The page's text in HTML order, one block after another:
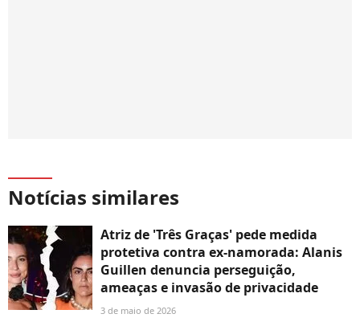
Notícias similares
Atriz de 'Três Graças' pede medida
protetiva contra ex-namorada: Alanis
Guillen denuncia perseguição,
ameaças e invasão de privacidade
3 de maio de 2026